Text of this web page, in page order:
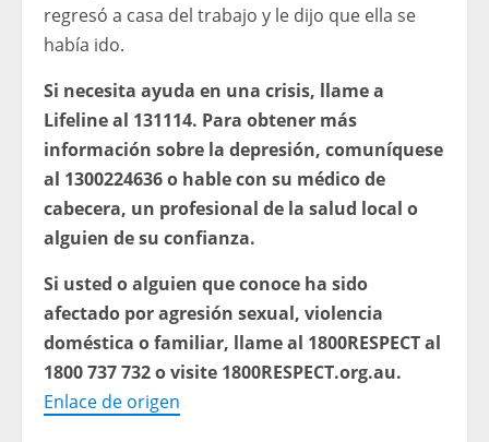
regresó a casa del trabajo y le dijo que ella se
había ido.
Si necesita ayuda en una crisis, llame a
Lifeline al 131114. Para obtener más
información sobre la depresión, comuníquese
al 1300224636 o hable con su médico de
cabecera, un profesional de la salud local o
alguien de su confianza.
Si usted o alguien que conoce ha sido
afectado por agresión sexual, violencia
doméstica o familiar, llame al 1800RESPECT al
1800 737 732 o visite 1800RESPECT.org.au.
Enlace de origen